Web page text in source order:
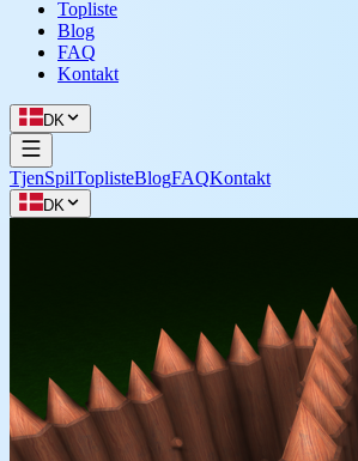
Topliste
Blog
FAQ
Kontakt
DK
TjenSpilToplisteBlogFAQKontakt
DK